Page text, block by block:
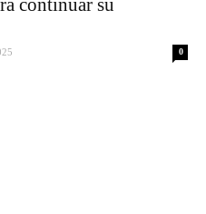
continuar su
0